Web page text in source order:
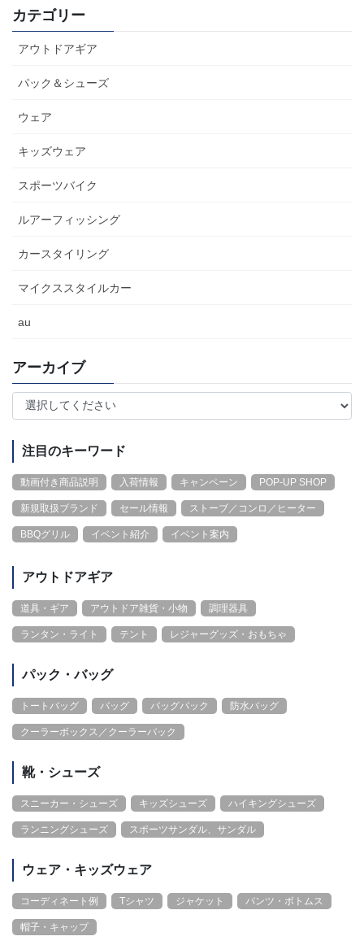
カテゴリー
アウトドアギア
パック＆シューズ
ウェア
キッズウェア
スポーツバイク
ルアーフィッシング
カースタイリング
マイクススタイルカー
au
アーカイブ
注目のキーワード
動画付き商品説明 入荷情報 キャンペーン POP-UP SHOP
新規取扱ブランド セール情報 ストーブ／コンロ／ヒーター
BBQグリル イベント紹介 イベント案内
アウトドアギア
道具・ギア アウトドア雑貨・小物 調理器具
ランタン・ライト テント レジャーグッズ・おもちゃ
パック・バッグ
トートバッグ バッグ バッグパック 防水バッグ
クーラーボックス／クーラーバック
靴・シューズ
スニーカー・シューズ キッズシューズ ハイキングシューズ
ランニングシューズ スポーツサンダル、サンダル
ウェア・キッズウェア
コーディネート例 Tシャツ ジャケット パンツ・ボトムス
帽子・キャップ